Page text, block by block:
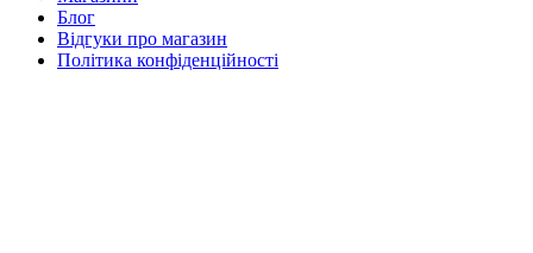
Блог
Відгуки про магазин
Політика конфіденційності